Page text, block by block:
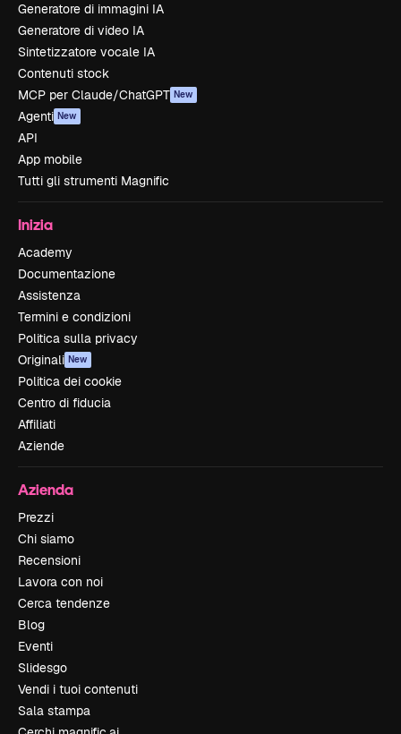
Generatore di immagini IA
Generatore di video IA
Sintetizzatore vocale IA
Contenuti stock
MCP per Claude/ChatGPT New
Agenti New
API
App mobile
Tutti gli strumenti Magnific
Inizia
Academy
Documentazione
Assistenza
Termini e condizioni
Politica sulla privacy
Originali New
Politica dei cookie
Centro di fiducia
Affiliati
Aziende
Azienda
Prezzi
Chi siamo
Recensioni
Lavora con noi
Cerca tendenze
Blog
Eventi
Slidesgo
Vendi i tuoi contenuti
Sala stampa